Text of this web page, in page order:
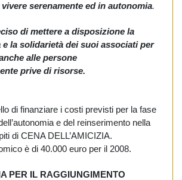
serenamente ed in autonomia.
di mettere a disposizione la
la solidarietà dei suoi associati per
alle persone
prive di risorse.
di finanziare i costi previsti per la fase
e del reinserimento nella
di CENA DELL’AMICIZIA.
è di 40.000 euro per il 2008.
PER IL RAGGIUNGIMENTO